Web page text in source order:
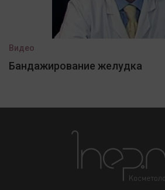
Видео
Бандажирование желудка